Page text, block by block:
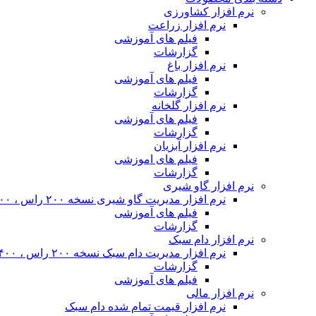
نرم افزار کشاورزی
نرم افزار زراعت
فیلم های آموزشی
گزارشات
نرم افزار باغ
فیلم های آموزشی
گزارشات
نرم افزار گلخانه
فیلم های آموزشی
گزارشات
نرم افزار آبزیان
فیلم های اموزشی
گزارشات
نرم افزار گاو شیری
نرم افزار مدیریت گاو شیری نسخه ۲۰۰ راس ، ۴۰۰ راس و نامحدود
فیلم های آموزشی
گزارشات
نرم افزار دام سبک
نرم افزار مدیریت دام سبک نسخه ۲۰۰ راس ، ۴۰۰ راس و نا محدود
گزارشات
فیلم های آموزشی
نرم افزار مالی
نرم افزار قیمت تمام شده دام سبک